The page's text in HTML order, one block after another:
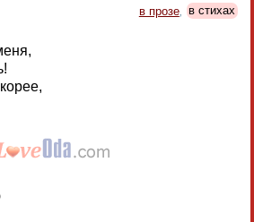
в прозе, в стихах